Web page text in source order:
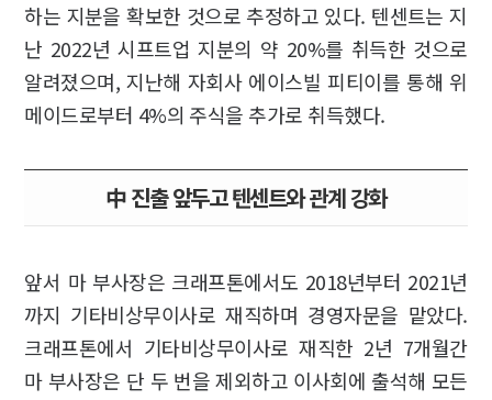
하는 지분을 확보한 것으로 추정하고 있다. 텐센트는 지
난 2022년 시프트업 지분의 약 20%를 취득한 것으로
알려졌으며, 지난해 자회사 에이스빌 피티이를 통해 위
메이드로부터 4%의 주식을 추가로 취득했다.
中 진출 앞두고 텐센트와 관계 강화
앞서 마 부사장은 크래프톤에서도 2018년부터 2021년
까지 기타비상무이사로 재직하며 경영자문을 맡았다.
크래프톤에서 기타비상무이사로 재직한 2년 7개월간
마 부사장은 단 두 번을 제외하고 이사회에 출석해 모든